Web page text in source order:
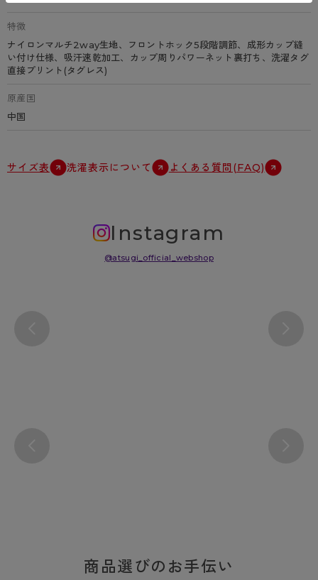
特徴
ナイロンマルチ2way生地、フロントホック5段階調節、成形カップ縫
い付け仕様、吸汗速乾加工、カップ周りパワーネット裏打ち、洗濯タグ
直接プリント(タグレス)
原産国
中国
サイズ表 洗濯表示について よくある質問(FAQ)
Instagram
@atsugi_official_webshop
商品選びのお手伝い